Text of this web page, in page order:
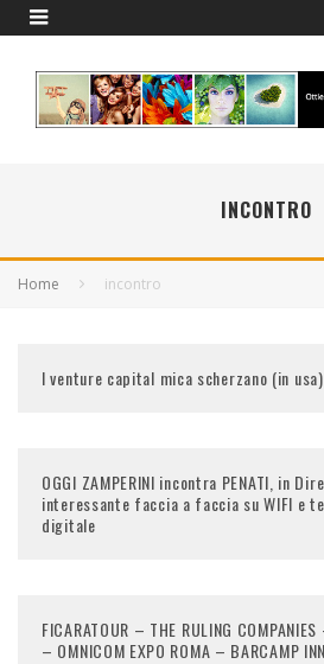
INCONTRO
Home incontro
I venture capital mica scherzano (in usa)
OGGI ZAMPERINI incontra PENATI, in
interessante faccia a faccia su WIFI e
digitale
FICARATOUR – THE RULING
– OMNICOM EXPO ROMA – BARCAMP